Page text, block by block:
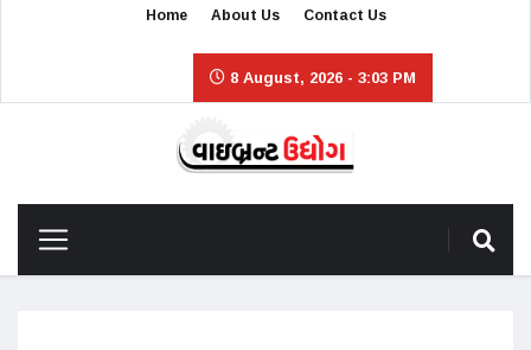
Home About Us Contact Us
8 August, 2026 - 3:03 PM